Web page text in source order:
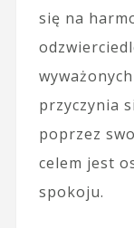
się na
przyczynia
poprzez
celem jest
spokoju.